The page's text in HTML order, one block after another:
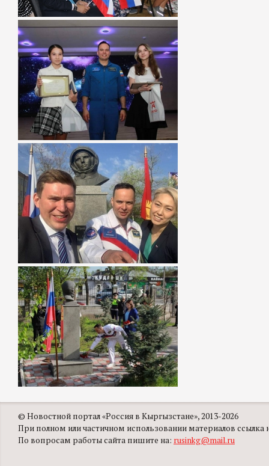
© Новостной портал «Россия в Кыргызстане», 2013-2026
При полном или частичном использовании материалов ссылка
По вопросам работы сайта пишите на: rusinkg@mail.ru